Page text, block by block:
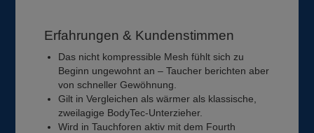
Erfahrungen & Kundenstimmen
Das nicht kompressible Mesh fühlt sich zu
Beginn ungewohnt an – Taucher berichten aber
von schneller Gewöhnung.
Gilt in Vergleichen als wärmer als klassische,
zweilagige BodyTec-Unterzieher.
Wird in Tauchforen aktiv mit dem Fourth